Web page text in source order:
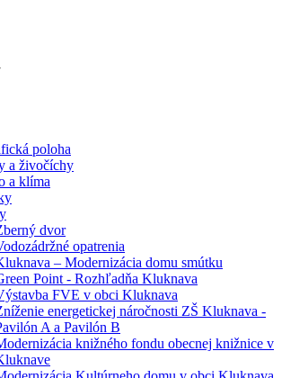
poloha
a živočíchy
a klíma
dvor
opatrenia
– Modernizácia domu smútku
Point - Rozhľadňa Kluknava
FVE v obci Kluknava
energetickej náročnosti ZŠ Kluknava -
A a Pavilón B
knižného fondu obecnej knižnice v